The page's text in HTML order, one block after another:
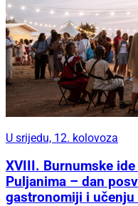
U srijedu, 12. kolovoza
XVIII. Burnumske ide
Puljanima – dan
gastronomiji i